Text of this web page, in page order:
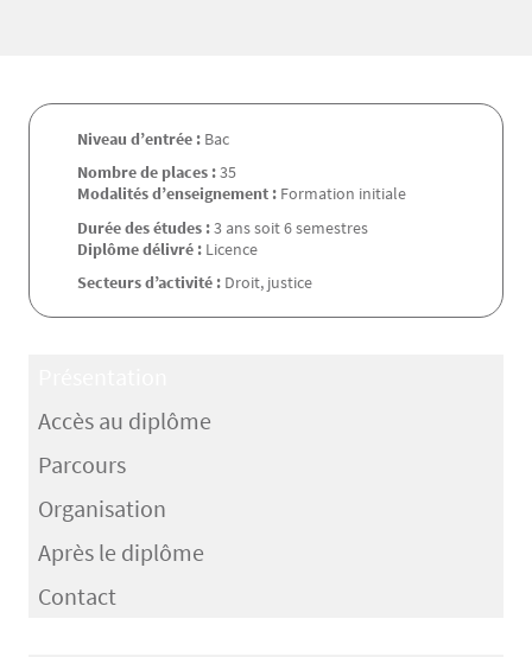
Niveau d’entrée : Bac
Nombre de places :35
Modalités d’enseignement : Formation initiale
Durée des études :3 ans soit 6 semestres
Diplôme délivré : Licence
Secteurs d’activité : Droit, justice
Accès au diplôme
Parcours
Organisation
Après le diplôme
Contact